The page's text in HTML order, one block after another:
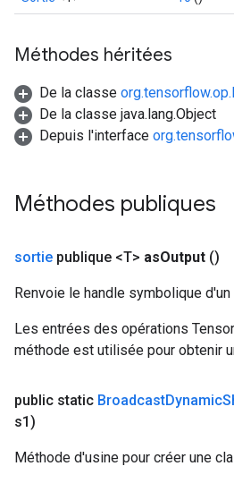
Méthodes héritées
De la classe
De la classe java.lang.Object
Depuis l'interface
Méthodes publiques
sortie publique <T> asOutput ()
Renvoie le handle symbolique d'un
Les entrées des opérations
méthode est utilisée pour obtenir
public static BroadcastDynamic
s1)
Méthode d'usine pour créer une